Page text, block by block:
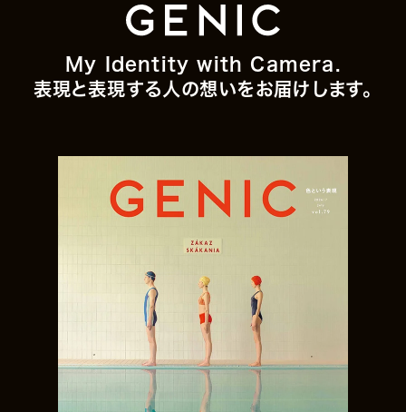
My Identity with Camera.
表現と表現する人の想いをお届けします。